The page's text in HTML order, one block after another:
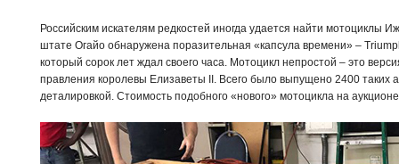
Российским искателям редкостей иногда удается найти мотоциклы
штате Огайо обнаружена поразительная «капсула времени» –
который сорок лет ждал своего часа. Мотоцикл непростой – это
правления королевы Елизаветы II. Всего было выпущено 2400 таких
деталировкой. Стоимость подобного «нового» мотоцикла на